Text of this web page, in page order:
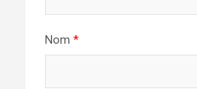
Nom *